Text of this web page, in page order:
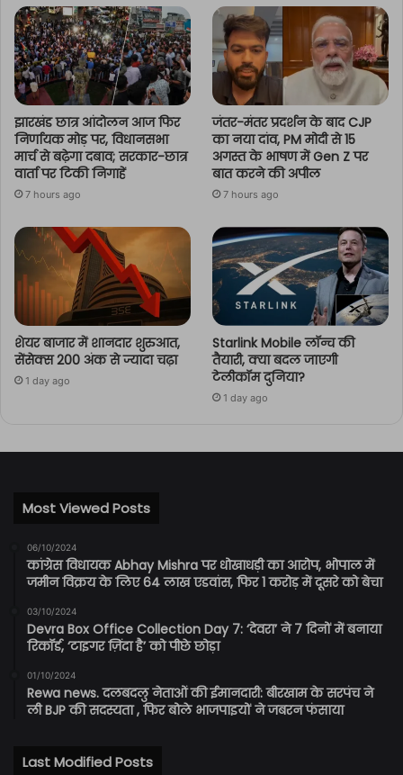
झारखंड छात्र आंदोलन आज फिर
निर्णायक मोड़ पर, विधानसभा
मार्च से बढ़ेगा दबाव; सरकार-छात्र
वार्ता पर टिकी निगाहें
7 hours ago
जंतर-मंतर प्रदर्शन के बाद CJP
का नया दांव, PM मोदी से 15
अगस्त के भाषण में Gen Z पर
बात करने की अपील
7 hours ago
शेयर बाजार में शानदार शुरुआत,
सेंसेक्स 200 अंक से ज्यादा चढ़ा
1 day ago
Starlink Mobile लॉन्च की
तैयारी, क्या बदल जाएगी
टेलीकॉम दुनिया?
1 day ago
Most Viewed Posts
06/10/2024
कांग्रेस विधायक Abhay Mishra पर धोखाधड़ी का आरोप, भोपाल में
जमीन विक्रय के लिए 64 लाख एडवांस, फिर 1 करोड़ में दूसरे को बेचा
03/10/2024
Devra Box Office Collection Day 7: ‘देवरा’ ने 7 दिनों में बनाया
रिकॉर्ड, ‘टाइगर ज़िंदा है’ को पीछे छोड़ा
01/10/2024
Rewa news. दलबदलु नेताओं की ईमानदारी: बीरखाम के सरपंच ने
ली BJP की सदस्यता , फिर बोले भाजपाइयों ने जबरन फंसाया
Last Modified Posts